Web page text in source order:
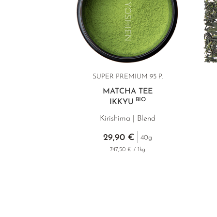
SUPER PREMIUM 95 P.
MATCHA TEE
IKKYU BIO
Kirishima | Blend
29,90 € 40g
747,50 € / 1kg